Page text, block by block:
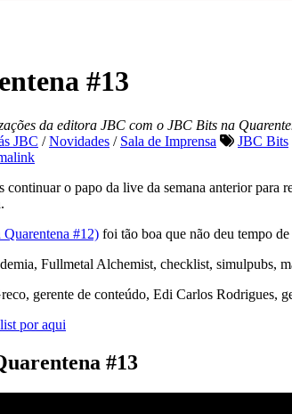
#13
da editora JBC com o JBC Bits na
JBC /Novidades / Sala de Imprensa
JBC Bits
o papo da live da semana anterior para
#12) foi tão boa que não deu tempo
Fullmetal Alchemist, checklist, simulpubs,
gerente de conteúdo, Edi Carlos Rodrigues,
por aqui
#13